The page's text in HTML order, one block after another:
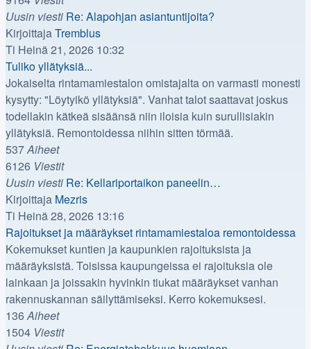
Uusin viesti Re: Alapohjan asiantuntijoita?
KirjoittajaTremblus
uusin
Ti Heinä 21, 2026 10:32
Tuliko yllätyksiä...
Jokaiselta rintamamiestalon omistajalta on varmasti monesti
kysytty: "Löytyikö yllätyksiä". Vanhat talot saattavat joskus
todellakin kätkeä sisäänsä niin iloisia kuin surullisiakin
yllätyksiä. Remontoidessa niihin sitten törmää.
537Aiheet
6126 Viestit
Uusin viesti Re: Kellariportaikon paneelin…
Kirjoittaja Mezris
uusin
viesti
Ti Heinä 28, 2026 13:16
Rajoitukset ja määräykset rintamamiestaloa remontoidessa
Kokemukset kuntien ja kaupunkien rajoituksista ja
määräyksistä. Toisissa kaupungeissa ei rajoituksia ole
lainkaan ja joissakin hyvinkin tiukat määräykset vanhan
rakennuskannan säilyttämiseksi. Kerro kokemuksesi.
136Aiheet
1504 Viestit